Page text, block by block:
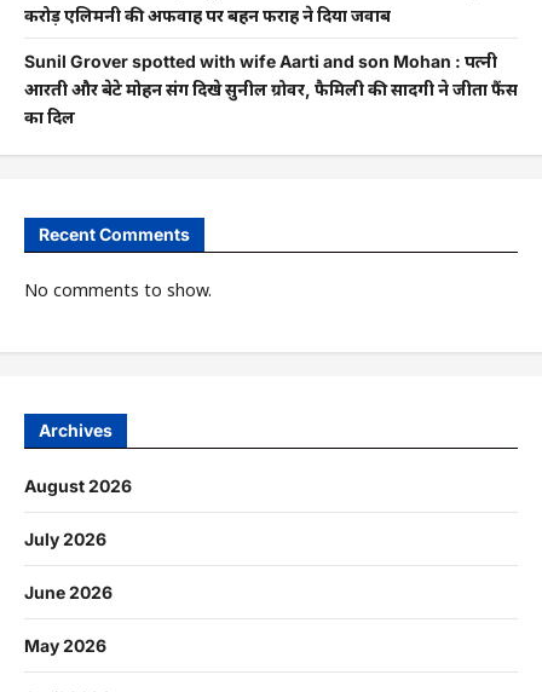
करोड़ एलिमनी की अफवाह पर बहन फराह ने दिया जवाब
Sunil Grover spotted with wife Aarti and son Mohan : पत्नी
आरती और बेटे मोहन संग दिखे सुनील ग्रोवर, फैमिली की सादगी ने जीता फैंस
का दिल
Recent Comments
No comments to show.
Archives
August 2026
July 2026
June 2026
May 2026